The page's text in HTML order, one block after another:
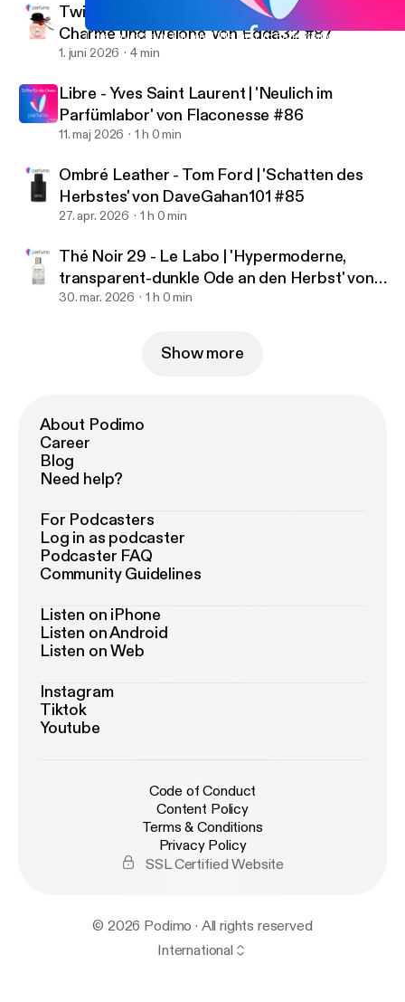
Libre - Yves Saint Laurent | 'Neulich im Parfümlabor' von
Parfumo Podcast - Düfte für die Ohren
Twilly d'Hermès - Hermès | 'Mit Schirm,
Charme und Melone' von Edda32 #87
1. juni 2026 4 min
Libre - Yves Saint Laurent | 'Neulich im
Parfümlabor' von Flaconesse #86
11. maj 2026 1 h 0 min
Ombré Leather - Tom Ford | 'Schatten des
Herbstes' von DaveGahan101 #85
27. apr. 2026 1 h 0 min
Thé Noir 29 - Le Labo | 'Hypermoderne,
transparent-dunkle Ode an den Herbst' von
UrbanLegends #84
30. mar. 2026 1 h 0 min
Show more
About Podimo
Career
Blog
Need help?
For Podcasters
Log in as podcaster
Podcaster FAQ
Community Guidelines
Listen on iPhone
Listen on Android
Listen on Web
Instagram
Tiktok
Youtube
Code of Conduct
Content Policy
Terms & Conditions
Privacy Policy
SSL Certified Website
© 2026 Podimo · All rights reserved
International